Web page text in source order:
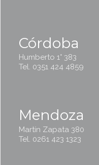
Córdoba
Humberto 1° 383
Tel. 0351 424 4859
Mendoza
Martín Zapata 380
Tel. 0261 423 1323